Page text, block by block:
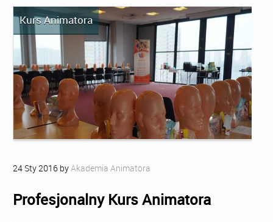
Kurs Animatora
24 Sty2016 by Akademia Animatora
Profesjonalny Kurs Animatora